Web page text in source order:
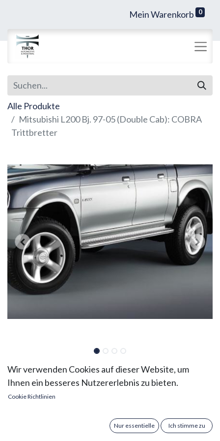
Mein Warenkorb 0
Alle Produkte
Mitsubishi L200 Bj. 97-05 (Double Cab): COBRA
Trittbretter
Mitsubishi L200 Bj. 97-05
(Double Cab): COBRA
Verleihen Sie Ihrem Mitsubishi L200 (Baujahr 1997-
Wir verwenden Cookies auf dieser Website, um
Ihnen ein besseres Nutzererlebnis zu bieten.
Cookie Richtlinien
Nur essentielle Ich stimme zu